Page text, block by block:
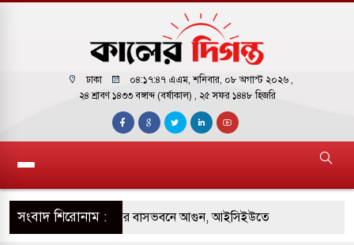
ঢাকা ০৪:১৭:৪৮ এএম, শনিবার, ০৮ অগাস্ট ২০২৬ ,
২৪ শ্রাবণ ১৪৩৩ বঙ্গাব্দ (বর্ষাকাল) , ২৫ সফর ১৪৪৮ হিজরি
সংবাদ শিরোনাম :
পাকিস্তানি হাইকমিশনারের বাসভবনে আগুন, আইসিইউতে